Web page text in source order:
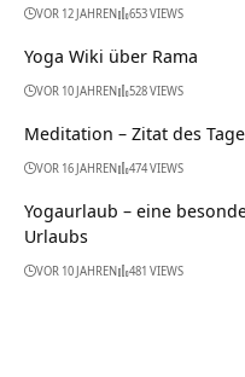
VOR 12 JAHREN 653 VIEWS
Yoga Wiki über Rama
VOR 10 JAHREN 528 VIEWS
Meditation – Zitat des
VOR 16 JAHREN 474 VIEWS
Yogaurlaub – eine
Urlaubs
VOR 10 JAHREN 481 VIEWS